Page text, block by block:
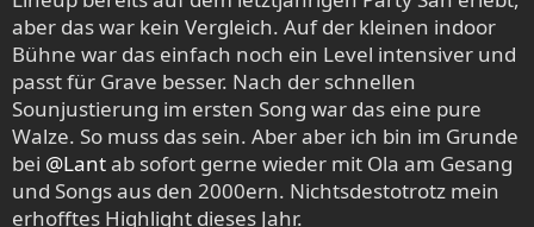
aber das war kein Vergleich. Auf der kleinen indoor
Bühne war das einfach noch ein Level intensiver und
passt für Grave besser. Nach der schnellen
Sounjustierung im ersten Song war das eine pure
Walze. So muss das sein. Aber aber ich bin im Grunde
bei @Lantab sofort gerne wieder mit Ola am Gesang
und Songs aus den 2000ern. Nichtsdestotrotz mein
erhofftes Highlight dieses Jahr.